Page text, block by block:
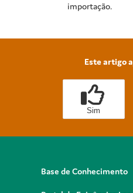
importação.
Este artigo
Sim
Base de Conhecimento